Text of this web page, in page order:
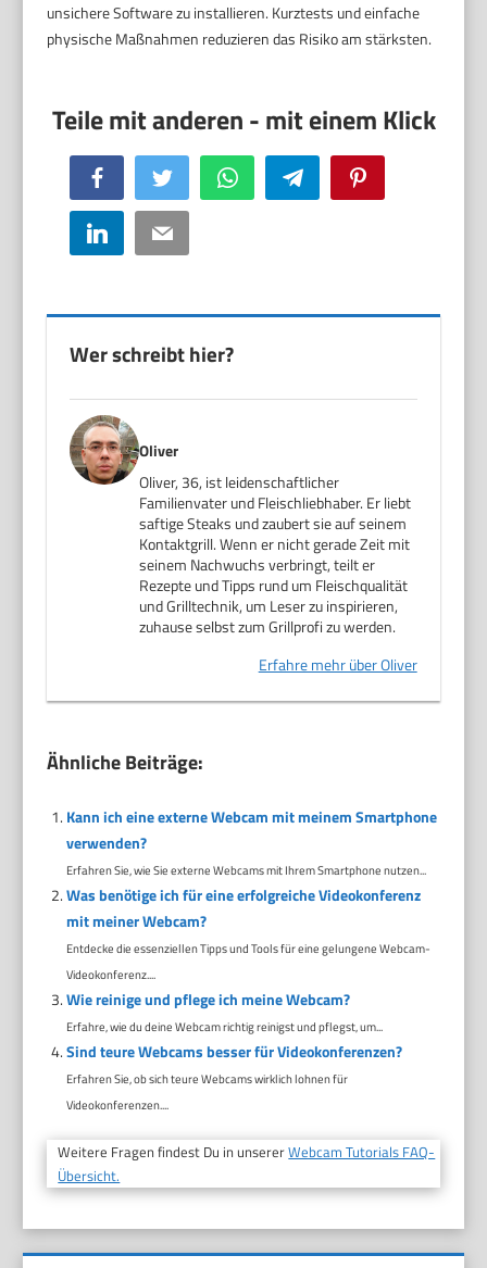
unsichere Software zu installieren. Kurztests und einfache
physische Maßnahmen reduzieren das Risiko am stärksten.
Facebook Twitter WhatsApp Telegram
LinkedIn Email
Wer schreibt hier?
Oliver
Oliver, 36, ist leidenschaftlicher
Familienvater und Fleischliebhaber. Er liebt
saftige Steaks und zaubert sie auf seinem
Kontaktgrill. Wenn er nicht gerade Zeit mit
seinem Nachwuchs verbringt, teilt er
Rezepte und Tipps rund um Fleischqualität
und Grilltechnik, um Leser zu inspirieren,
zuhause selbst zum Grillprofi zu werden.
Erfahre mehr über Oliver
Ähnliche Beiträge:
Kann ich eine externe Webcam mit meinem Smartphone
verwenden?
Erfahren Sie, wie Sie externe Webcams mit Ihrem Smartphone nutzen...
Was benötige ich für eine erfolgreiche Videokonferenz
mit meiner Webcam?
Entdecke die essenziellen Tipps und Tools für eine gelungene Webcam-
Videokonferenz....
Wie reinige und pflege ich meine Webcam?
Erfahre, wie du deine Webcam richtig reinigst und pflegst, um...
Sind teure Webcams besser für Videokonferenzen?
Erfahren Sie, ob sich teure Webcams wirklich lohnen für
Videokonferenzen....
Weitere Fragen findest Du in unsererWebcam Tutorials FAQ-
Übersicht.